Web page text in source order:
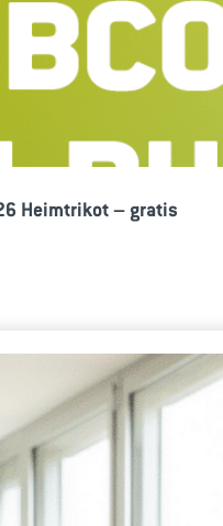
Heimtrikot – gratis